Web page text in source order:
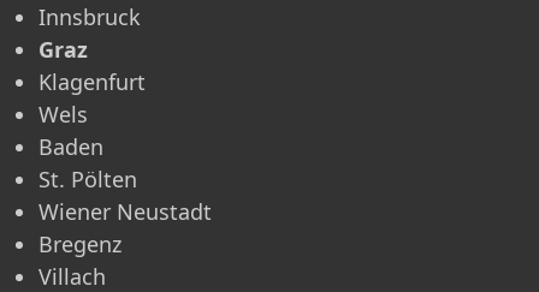
Innsbruck
Graz
Klagenfurt
Wels
Baden
St. Pölten
Wiener Neustadt
Bregenz
Villach